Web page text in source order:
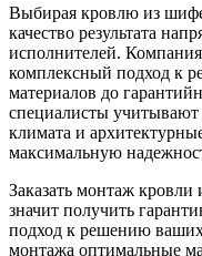
Выбирая кровлю из
качество результата
исполнителей.
комплексный подход к
материалов до
специалисты учитывают
климата и
максимальную
Заказать монтаж
значит получить
подход к решению
монтажа оптимальные